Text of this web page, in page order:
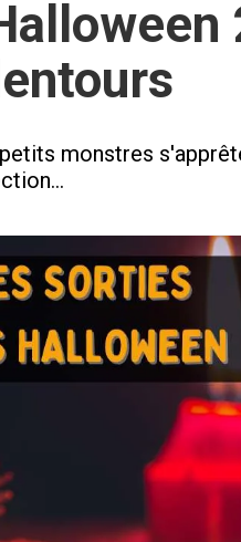
monstres